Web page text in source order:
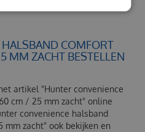
COMFORT
MM ZACHT BESTELLEN
artikel "Hunter convenience
cm / 25 mm zacht" online
convenience halsband
mm zacht" ook bekijken en